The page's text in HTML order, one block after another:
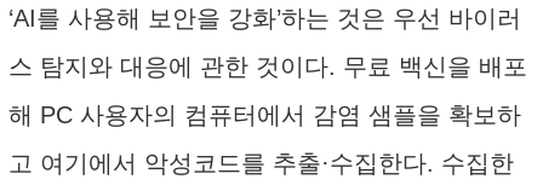
‘AI를 사용해 보안을 강화’하는 것은 우선 바이러
스 탐지와 대응에 관한 것이다. 무료 백신을 배포
해 PC 사용자의 컴퓨터에서 감염 샘플을 확보하
고 여기에서 악성코드를 추출·수집한다. 수집한